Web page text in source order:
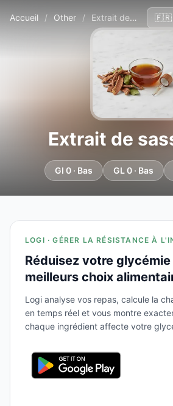
Accueil / Other / Extrait de sassafras
Extrait de
GI 0 · Bas GL 0 · Bas
LOGI · GÉRER LA RÉSISTANCE À
Réduisez votre
meilleurs choix
Logi analyse vos repas, calcule la
en temps réel et vous montre
chaque ingrédient affecte votre